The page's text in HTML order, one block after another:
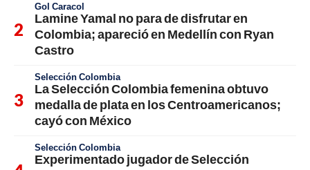
Gol Caracol
Lamine Yamal no para de disfrutar en
Colombia; apareció en Medellín con Ryan
Castro
Selección Colombia
La Selección Colombia femenina obtuvo
medalla de plata en los Centroamericanos;
cayó con México
Selección Colombia
Experimentado jugador de Selección